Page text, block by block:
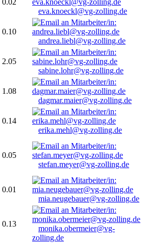
0.02
eva.knoeckl@vg-zolling.de
0.10
andrea.liebl@vg-zolling.de
2.05
sabine.lohr@vg-zolling.de
1.08
dagmar.maier@vg-zolling.de
0.14
erika.mehl@vg-zolling.de
0.05
stefan.meyer@vg-zolling.de
0.01
mia.neugebauer@vg-zolling.de
0.13
monika.obermeier@vg-
zolling.de